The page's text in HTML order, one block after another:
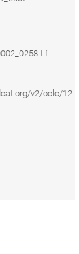
v2/oclc/12